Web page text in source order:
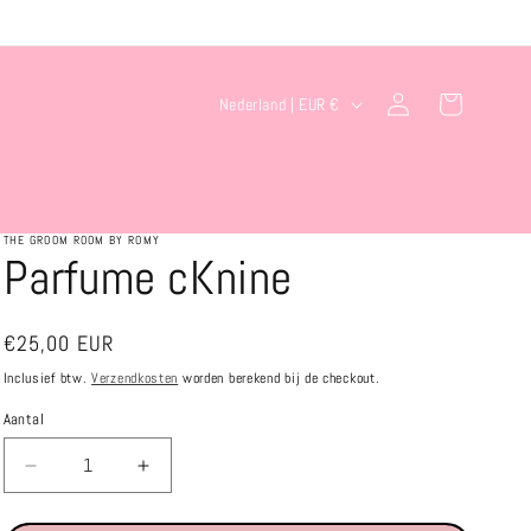
/
r
i
Nederland | EUR € InloggenWinkelwagen
THE GROOM ROOM BY ROMY
Parfume cKnine
Normale
prijs
€25,00 EUR
Inclusief btw.Verzendkosten worden berekend bij de checkout.
Aantal
Aantal
verlagen
voor
Aantal
verhogen
voor